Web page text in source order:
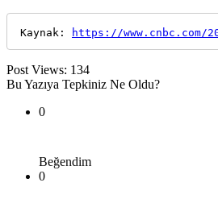
Kaynak: https://
Post Views: 134
Bu Yazıya Tepkiniz Ne Oldu?
0
Beğendim
0